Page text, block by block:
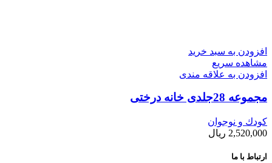
افزودن به سبد خرید
مشاهده سریع
افزودن به علاقه مندی
مجموعه 28جلدی خانه درختی
کودك و نوجوان
2,520,000 ریال
ارتباط با ما